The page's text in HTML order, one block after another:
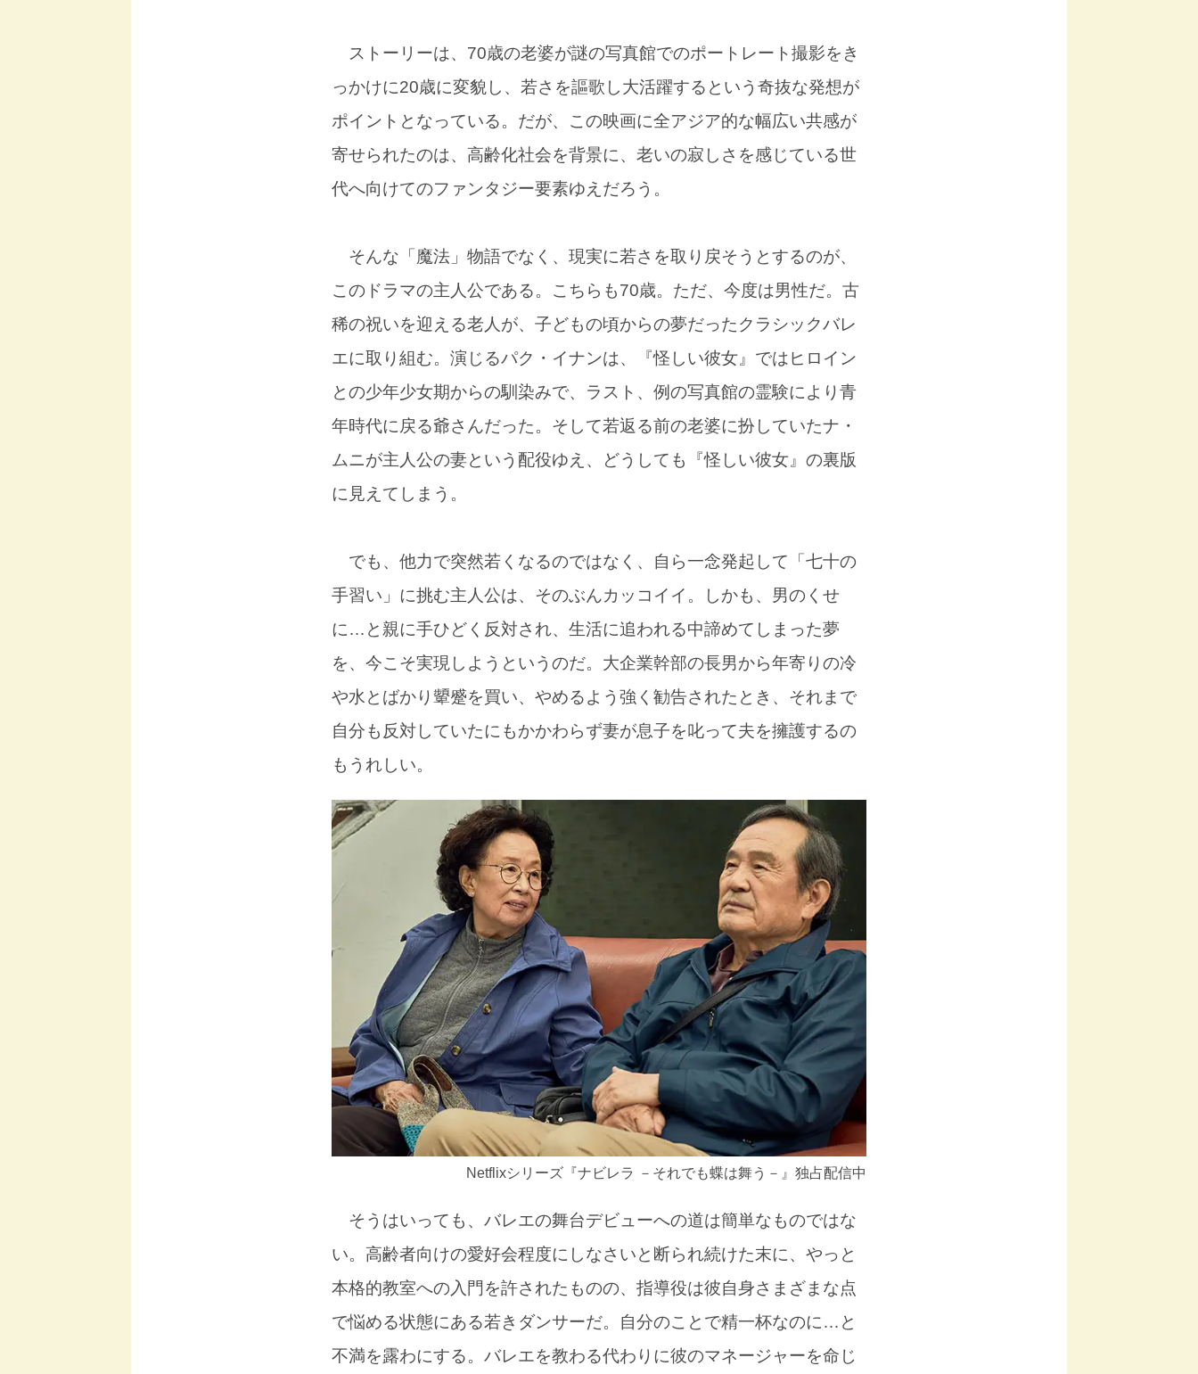
ストーリーは、70歳の老婆が謎の写真館でのポートレート撮影をき
っかけに20歳に変貌し、若さを謳歌し大活躍するという奇抜な発想が
ポイントとなっている。だが、この映画に全アジア的な幅広い共感が
寄せられたのは、高齢化社会を背景に、老いの寂しさを感じている世
代へ向けてのファンタジー要素ゆえだろう。
そんな「魔法」物語でなく、現実に若さを取り戻そうとするのが、
このドラマの主人公である。こちらも70歳。ただ、今度は男性だ。古
稀の祝いを迎える老人が、子どもの頃からの夢だったクラシックバレ
エに取り組む。演じるパク・イナンは、『怪しい彼女』ではヒロイン
との少年少女期からの馴染みで、ラスト、例の写真館の霊験により青
年時代に戻る爺さんだった。そして若返る前の老婆に扮していたナ・
ムニが主人公の妻という配役ゆえ、どうしても『怪しい彼女』の裏版
に見えてしまう。
でも、他力で突然若くなるのではなく、自ら一念発起して「七十の
手習い」に挑む主人公は、そのぶんカッコイイ。しかも、男のくせ
に…と親に手ひどく反対され、生活に追われる中諦めてしまった夢
を、今こそ実現しようというのだ。大企業幹部の長男から年寄りの冷
や水とばかり顰蹙を買い、やめるよう強く勧告されたとき、それまで
自分も反対していたにもかかわらず妻が息子を叱って夫を擁護するの
もうれしい。
Netflixシリーズ『ナビレラ －それでも蝶は舞う－』独占配信中
そうはいっても、バレエの舞台デビューへの道は簡単なものではな
い。高齢者向けの愛好会程度にしなさいと断られ続けた末に、やっと
本格的教室への入門を許されたものの、指導役は彼自身さまざまな点
で悩める状態にある若きダンサーだ。自分のことで精一杯なのに…と
不満を露わにする。バレエを教わる代わりに彼のマネージャーを命じ